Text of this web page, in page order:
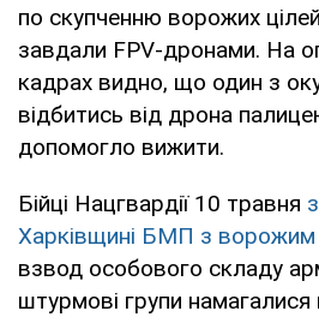
по скупченню ворожих
завдали FPV-дронами. На
кадрах видно, що один з
відбитись від дрона
допомогло вижити.
Бійці Нацгвардії 10 травня
Харківщині БМП з
взвод особового складу
штурмові групи